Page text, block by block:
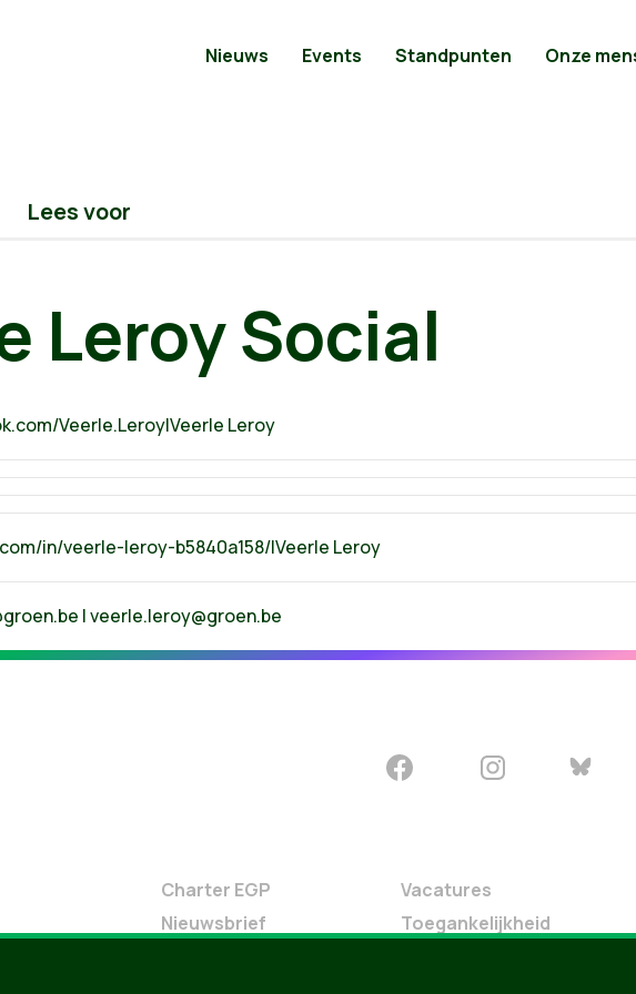
Nieuws Events Standpunten Onze
Lees voor
Leroy Social
Veerle.Leroy|Veerle Leroy
in/veerle-leroy-b5840a158/|Veerle Leroy
|veerle.leroy@groen.be
Charter EGP
Nieuwsbrief
Vacatures
Toegankelijkheid